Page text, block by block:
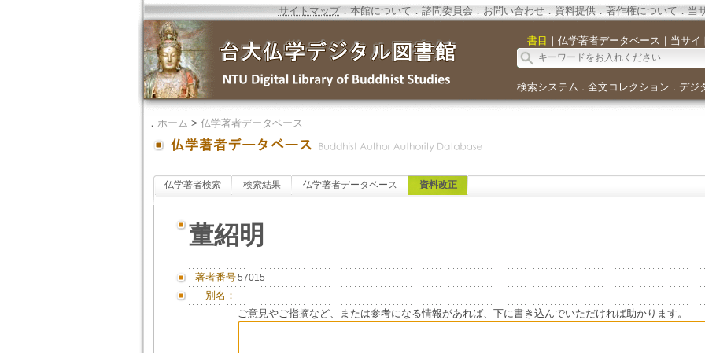
サイトマップ．本館について．諮問委員会． お問い合わせ． 資料提供．著作権について．当
｜ 書目 ｜ 仏学著者データベース ｜ 当サイ
検索システム ． 全文コレクション ． デジ
． ホーム > 仏学著者データベース
仏学著者検索 検索結果 仏学著者データベース 資料改正
董紹明
著者番号57015
別名：
ご意見やご指摘など、または参考になる情報があれば、下に書き込んでいただければ助かります。